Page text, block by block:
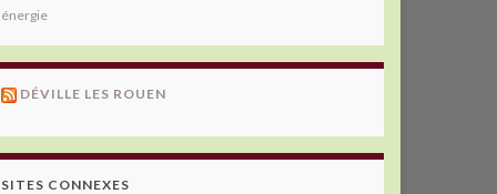
énergie
DÉVILLE LES ROUEN
SITES CONNEXES